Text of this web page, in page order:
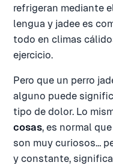
refrigeran mediante
lengua y jadee es
todo en climas
ejercicio.
Pero que un perro
alguno puede
tipo de dolor. Lo
cosas, es normal
son muy curiosos…
y constante,